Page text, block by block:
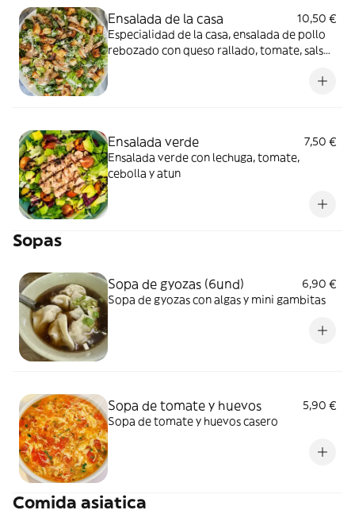
Ensalada de la casa
10,50 €
Especialidad de la casa, ensalada de pollo
rebozado con queso rallado, tomate, salsa
Ensalada verde
7,50 €
Ensalada verde con lechuga, tomate,
cebolla y atun
Sopas
Sopa de gyozas (6und)
6,90 €
Sopa de gyozas con algas y mini gambitas
Sopa de tomate y huevos
5,90 €
Sopa de tomate y huevos casero
Comida asiatica